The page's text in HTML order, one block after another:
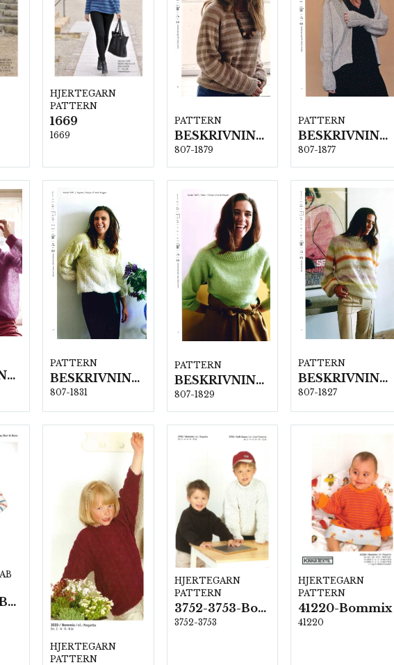
HJERTEGARN
PATTERN
1669
1669
PATTERN
BESKRIVNING NR1879
807-1879
PATTERN
BESKRIVNING NR1877
807-1877
BESKRIVNING NR 1871
PATTERN
BESKRIVNING NR1831
807-1831
PATTERN
BESKRIVNING NR1829
807-1829
PATTERN
BESKRIVNING NR1827
807-1827
Pippitröja i Bommix-bamboo
HJERTEGARN
PATTERN
HJERTEGARN
PATTERN
3752-3753-Bommix
3752-3753
HJERTEGARN
PATTERN
41220-Bommix
41220